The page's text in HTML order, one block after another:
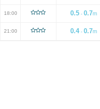
18:00 0.5 -0.7m
21:00 0.4-0.7m